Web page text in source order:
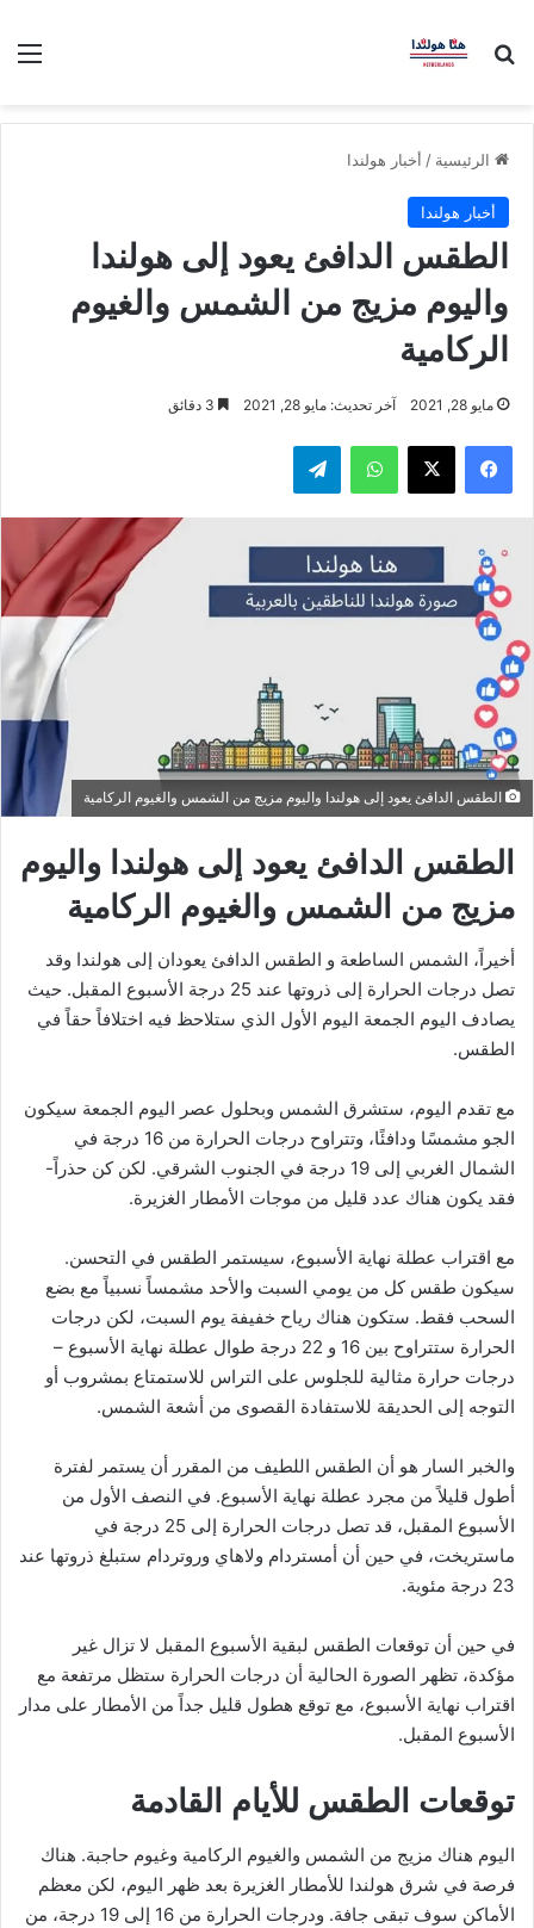
بحث عن
الرئيسية / أخبار هولندا
أخبار هولندا
الطقس الدافئ يعود إلى هولندا
واليوم مزيج من الشمس والغيوم
الركامية
مايو 28, 2021 آخر تحديث: مايو 28, 2021
فيسبوك ‫X واتساب تيلقرام
الطقس الدافئ يعود إلى هولندا واليوم مزيج من الشمس والغيوم الركامية
الطقس الدافئ يعود إلى هولندا واليوم
مزيج من الشمس والغيوم الركامية
أخيراً، الشمس الساطعة و الطقس الدافئ يعودان إلى هولندا وقد
تصل درجات الحرارة إلى ذروتها عند 25 درجة الأسبوع المقبل. حيث
يصادف اليوم الجمعة اليوم الأول الذي ستلاحظ فيه اختلافاً حقاً في
الطقس.
مع تقدم اليوم، ستشرق الشمس وبحلول عصر اليوم الجمعة سيكون
الجو مشمسًا ودافئًا، وتتراوح درجات الحرارة من 16 درجة في
الشمال الغربي إلى 19 درجة في الجنوب الشرقي. لكن كن حذراً-
فقد يكون هناك عدد قليل من موجات الأمطار الغزيرة.
مع اقتراب عطلة نهاية الأسبوع، سيستمر الطقس في التحسن.
سيكون طقس كل من يومي السبت والأحد مشمساً نسبياً مع بضع
السحب فقط. ستكون هناك رياح خفيفة يوم السبت، لكن درجات
الحرارة ستتراوح بين 16 و 22 درجة طوال عطلة نهاية الأسبوع –
درجات حرارة مثالية للجلوس على التراس للاستمتاع بمشروب أو
التوجه إلى الحديقة للاستفادة القصوى من أشعة الشمس.
والخبر السار هو أن الطقس اللطيف من المقرر أن يستمر لفترة
أطول قليلاً من مجرد عطلة نهاية الأسبوع. في النصف الأول من
الأسبوع المقبل، قد تصل درجات الحرارة إلى 25 درجة في
ماستريخت، في حين أن أمستردام ولاهاي وروتردام ستبلغ ذروتها عند
23 درجة مئوية.
في حين أن توقعات الطقس لبقية الأسبوع المقبل لا تزال غير
مؤكدة، تظهر الصورة الحالية أن درجات الحرارة ستظل مرتفعة مع
اقتراب نهاية الأسبوع، مع توقع هطول قليل جداً من الأمطار على مدار
الأسبوع المقبل.
توقعات الطقس للأيام القادمة
اليوم هناك مزيج من الشمس والغيوم الركامية وغيوم حاجبة. هناك
فرصة في شرق هولندا للأمطار الغزيرة بعد ظهر اليوم، لكن معظم
الأماكن سوف تبقى جافة. ودرجات الحرارة من 16 إلى 19 درجة، من